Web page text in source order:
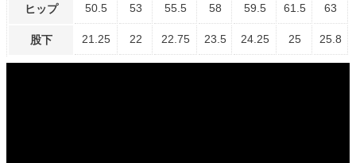
ヒップ 50.5 53 55.5 58 59.5 61.5 63
股下 21.25 22 22.75 23.5 24.25 25 25.8